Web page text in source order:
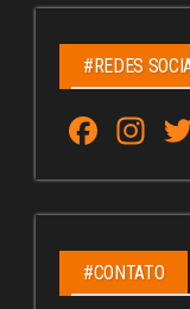
#REDES
Fa
ce
bo
ok
In
st
ag
ra
m
#CONTATO